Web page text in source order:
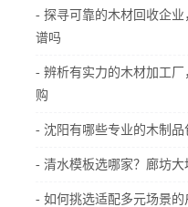
- 探寻可靠的木材回收企
谱吗
- 辨析有实力的木材加工
购
- 沈阳有哪些专业的木制品
- 清水模板选哪家？廊坊
- 如何挑选适配多元场景